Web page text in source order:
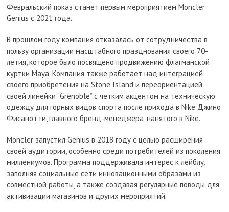
Февральский показ станет первым мероприятием Moncler
Genius с 2021 года.
В прошлом году компания отказалась от сотрудничества в
пользу организации масштабного празднования своего 70-
летия, которое было посвящено продвижению флагманской
куртки Maya. Компания также работает над интеграцией
своего приобретения на Stone Island и переориентацией
своей линейки “Grenoble” с четким акцентом на техническую
одежду для горных видов спорта после прихода в Nike Джино
Фисанотти, главного бренд-менеджера, нанятого в Nike.
Moncler запустил Genius в 2018 году с целью расширения
своей аудитории, особенно среди потребителей из поколения
миллениумов. Программа поддерживала интерес к лейблу,
заполняя социальные сети инновационными образами из
совместной работы, а также создавая регулярные поводы для
активизации магазинов и других мероприятий.